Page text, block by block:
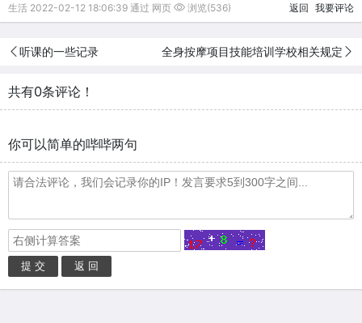
生活 2022-02-12 18:06:39 通过 网页 浏览(536) 返回 我要评论
听课的一些记录 全身按摩项目技能培训学校相关规定
共有0条评论！
你可以简单的哔哔两句
提 交 返 回